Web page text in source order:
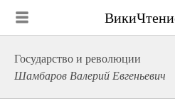
Государство и революции
Шамбаров Валерий Евгеньевич